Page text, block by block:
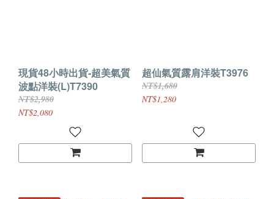
現貨48小時出貨-超美氣質
波點洋裝(L)T7390
NT$2,980
NT$2,080
超仙氣質露肩洋裝T3976
NT$1,680
NT$1,280